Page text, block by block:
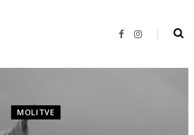
F
b
I
a
MOLITVE